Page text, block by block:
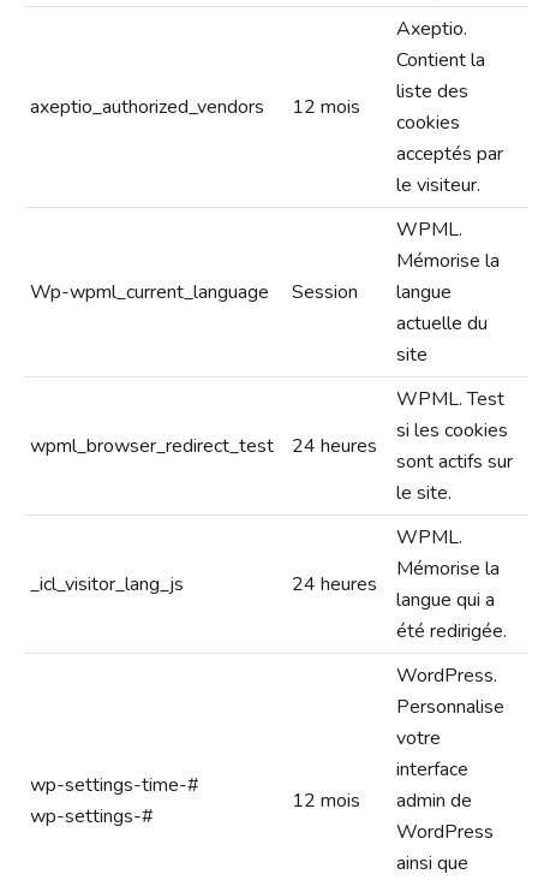
axeptio_authorized_vendors 12 mois
Axeptio.
Contient la
liste des
cookies
acceptés par
le visiteur.
Wp-wpml_current_language Session
WPML.
Mémorise la
langue
actuelle du
site
wpml_browser_redirect_test 24 heures
WPML. Test
si les cookies
sont actifs sur
le site.
_icl_visitor_lang_js 24 heures
WPML.
Mémorise la
langue qui a
été redirigée.
wp-settings-time-#
wp-settings-#
12 mois
WordPress.
Personnalise
votre
interface
admin de
WordPress
ainsi que